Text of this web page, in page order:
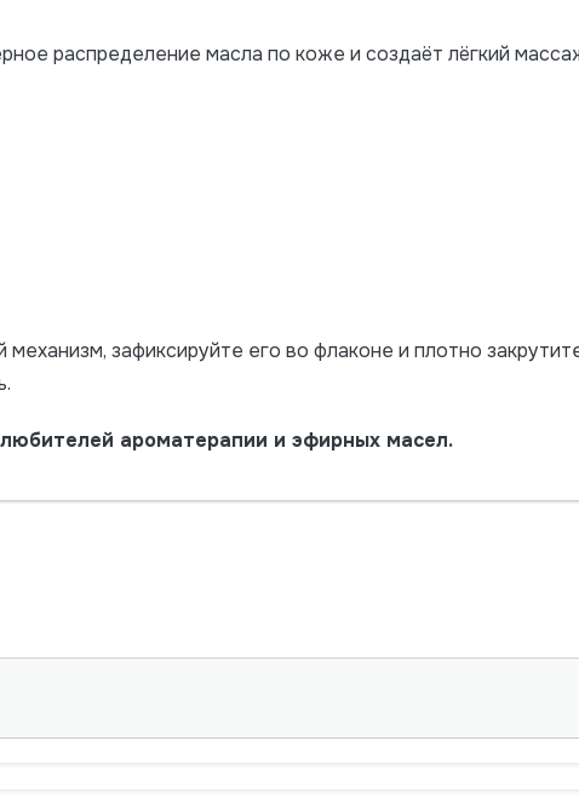
распределение масла по коже и создаёт лёгкий
зафиксируйте его во флаконе и плотно
ароматерапии и эфирных масел.